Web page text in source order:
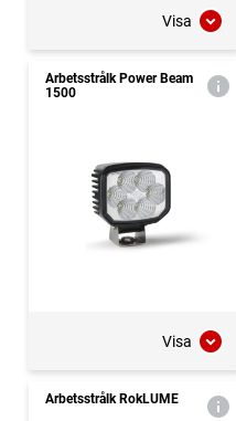
Visa
Arbetsstrålk Power Beam
1500
Visa
Arbetsstrålk RokLUME